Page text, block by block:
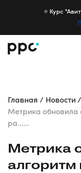
⭐️ Курс
Главная
Новости
Метрика обновила
ра......
Метрика
алгоритм